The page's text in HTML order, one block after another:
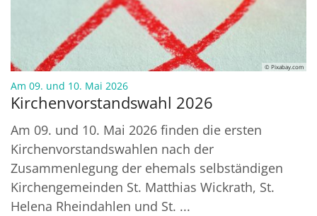
© Pixabay.com
Am 09. und 10. Mai 2026:
Kirchenvorstandswahl 2026
Am 09. und 10. Mai 2026 finden die ersten
Kirchenvorstandswahlen nach der
Zusammenlegung der ehemals selbständigen
Kirchengemeinden St. Matthias Wickrath, St.
Helena Rheindahlen und St. ...